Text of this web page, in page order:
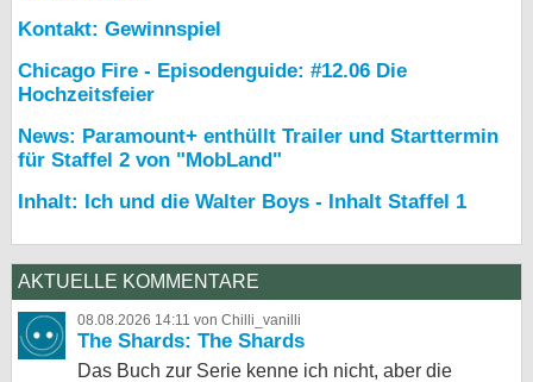
Kontakt: Gewinnspiel
Chicago Fire - Episodenguide: #12.06 Die
Hochzeitsfeier
News: Paramount+ enthüllt Trailer und Starttermin
für Staffel 2 von "MobLand"
Inhalt: Ich und die Walter Boys - Inhalt Staffel 1
AKTUELLE KOMMENTARE
08.08.2026 14:11 von Chilli_vanilli
The Shards: The Shards
Das Buch zur Serie kenne ich nicht, aber die